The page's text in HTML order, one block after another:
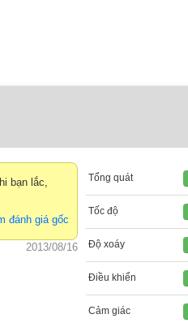
bạn lắc,
đánh giá gốc
2013/08/16
Tổng quát
Tốc độ
Độ xoáy
Điều khiển
Cảm giác